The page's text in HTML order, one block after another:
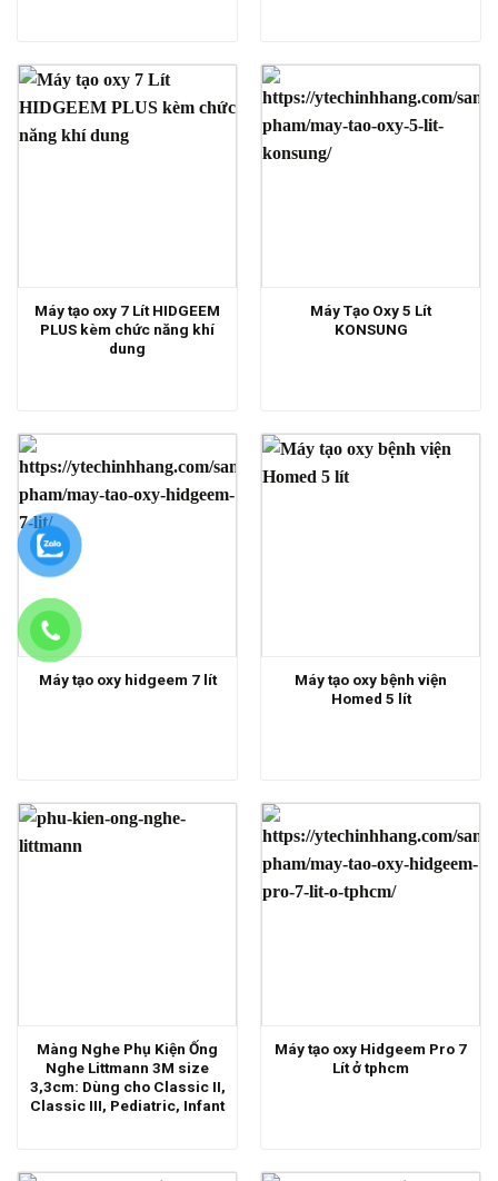
Máy tạo oxy 7 Lít HIDGEEM
PLUS kèm chức năng khí
dung
Máy Tạo Oxy 5 Lít
KONSUNG
Máy tạo oxy hidgeem 7 lít
Máy tạo oxy bệnh viện
Homed 5 lít
Màng Nghe Phụ Kiện Ống
Nghe Littmann 3M size
3,3cm: Dùng cho Classic II,
Classic III, Pediatric, Infant
Máy tạo oxy Hidgeem Pro 7
Lít ở tphcm